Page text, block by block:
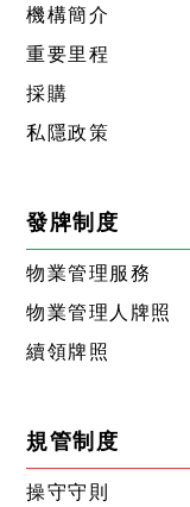
機構簡介
重要里程
採購
私隱政策
發牌制度
物業管理服務
物業管理人牌照
續領牌照
規管制度
操守守則